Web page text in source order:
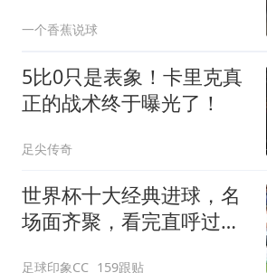
一个香蕉说球
5比0只是表象！卡里克真
正的战术终于曝光了！
足尖传奇
世界杯十大经典进球，名
场面齐聚，看完直呼过
足球印象CC 159跟贴